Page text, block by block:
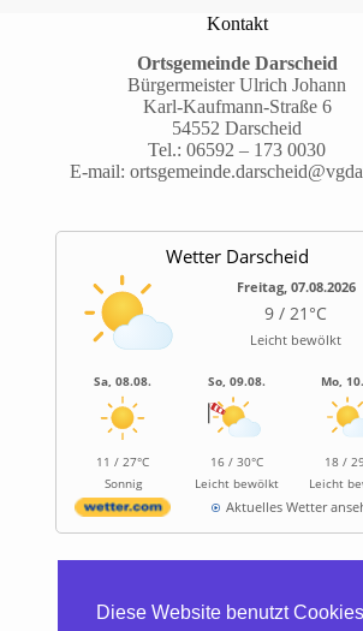
Kontakt
Ortsgemeinde Darscheid
Bürgermeister Ulrich Johann
Karl-Kaufmann-Straße 6
54552 Darscheid
Tel.:06592 – 173 0030
E-mail:
Wetter Darscheid
Freitag, 07.08.2026
9 / 21°C
Leicht bewölkt
Sa, 08.08.
11 / 27°C
Sonnig
So, 09.08.
16 / 30°C
Leicht bewölkt
Mo,
18 /
Leicht
Aktuelles Wetter
Diese Website benutzt